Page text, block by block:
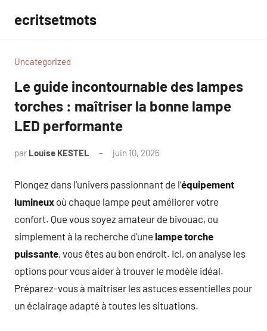
contenu
ecritsetmots
Uncategorized
Le guide incontournable des lampes
torches : maîtriser la bonne lampe
LED performante
par Louise KESTEL juin 10, 2026
Plongez dans l’univers passionnant de l’équipement
lumineux où chaque lampe peut améliorer votre
confort. Que vous soyez amateur de bivouac, ou
simplement à la recherche d’une lampe torche
puissante, vous êtes au bon endroit. Ici, on analyse les
options pour vous aider à trouver le modèle idéal.
Préparez-vous à maîtriser les astuces essentielles pour
un éclairage adapté à toutes les situations.